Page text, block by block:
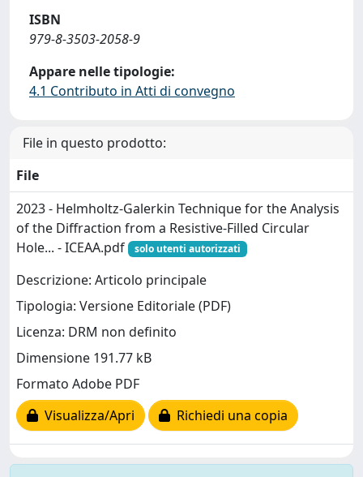
ISBN
979-8-3503-2058-9
Appare nelle tipologie:
4.1 Contributo in Atti di convegno
File in questo prodotto:
File
2023 - Helmholtz-Galerkin Technique for the Analysis
of the Diffraction from a Resistive-Filled Circular
Hole... - ICEAA.pdf
solo utenti autorizzati
Descrizione: Articolo principale
Tipologia: Versione Editoriale (PDF)
Licenza: DRM non definito
Dimensione 191.77 kB
Formato Adobe PDF
Visualizza/Apri
Richiedi una copia